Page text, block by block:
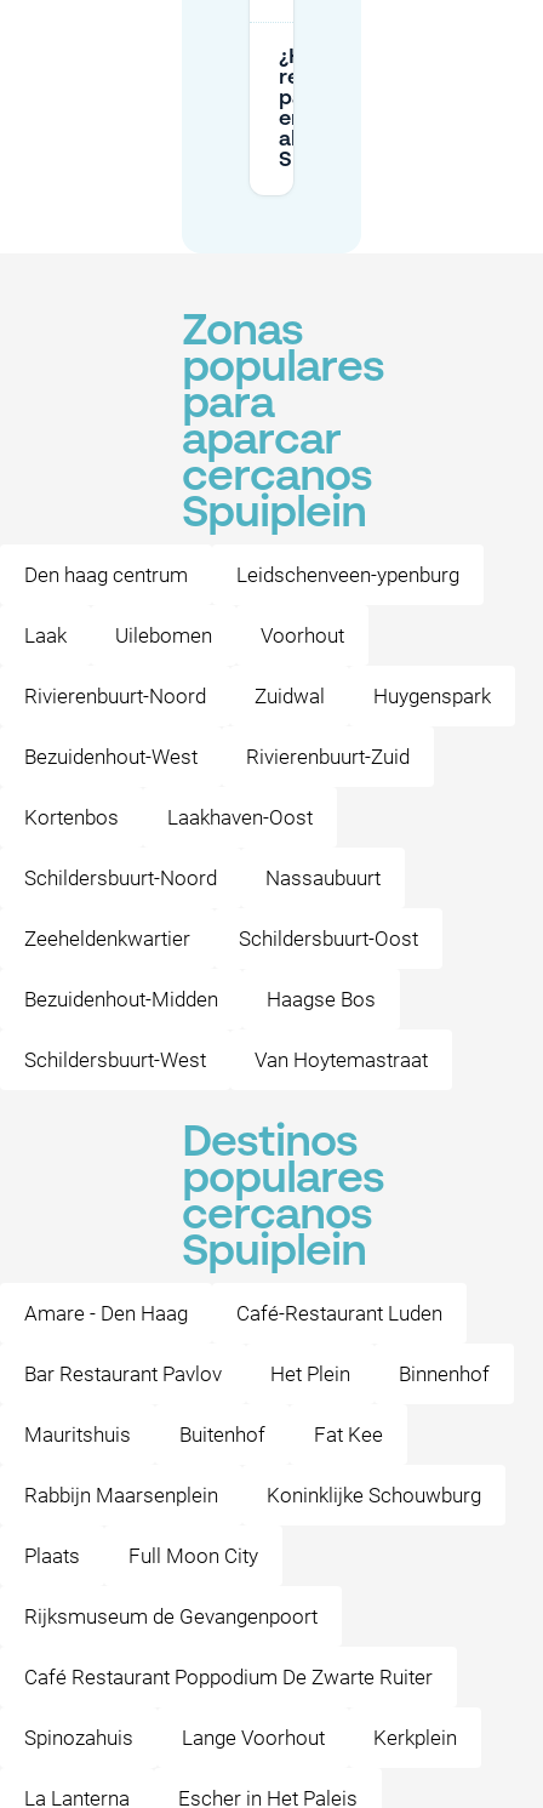
¿Hay
restricciones
para aparcar
en la calle
alrededor de
Spuiplein?
Zonas
populares
para
aparcar
cercanos
Spuiplein
Den haag centrum Leidschenveen-ypenburg
Laak Uilebomen Voorhout
Rivierenbuurt-Noord Zuidwal Huygenspark
Bezuidenhout-West Rivierenbuurt-Zuid
Kortenbos Laakhaven-Oost
Schildersbuurt-Noord Nassaubuurt
Zeeheldenkwartier Schildersbuurt-Oost
Bezuidenhout-Midden Haagse Bos
Schildersbuurt-West Van Hoytemastraat
Destinos
populares
cercanos
Spuiplein
Amare - Den Haag Café-Restaurant Luden
Bar Restaurant Pavlov Het Plein Binnenhof
Mauritshuis Buitenhof Fat Kee
Rabbijn Maarsenplein Koninklijke Schouwburg
Plaats Full Moon City
Rijksmuseum de Gevangenpoort
Café Restaurant Poppodium De Zwarte Ruiter
Spinozahuis Lange Voorhout Kerkplein
La Lanterna Escher in Het Paleis